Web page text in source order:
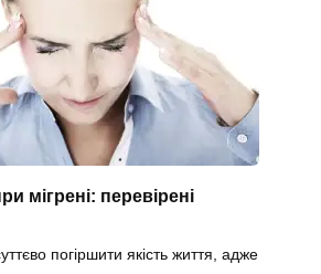
мігрені: перевірені
погіршити якість життя, адже